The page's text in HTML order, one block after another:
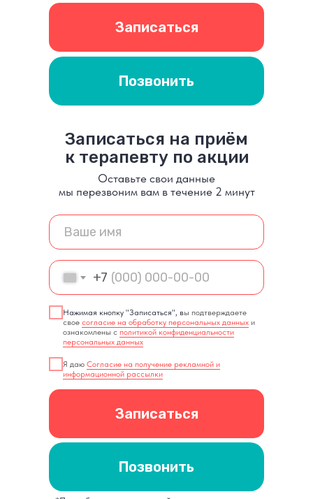
Записаться
Позвонить
Записаться на приём
к терапевту по акции
Оставьте свои данные
мы перезвоним вам в течение 2 минут
+7
Нажимая кнопку "Записаться", вы подтверждаете
свое согласие на обработку персональных данных и
ознакомлены с политикой конфиденциальности
персональных данных
Я даю Согласие на получение рекламной и
информационной рассылки
Записаться
Позвонить